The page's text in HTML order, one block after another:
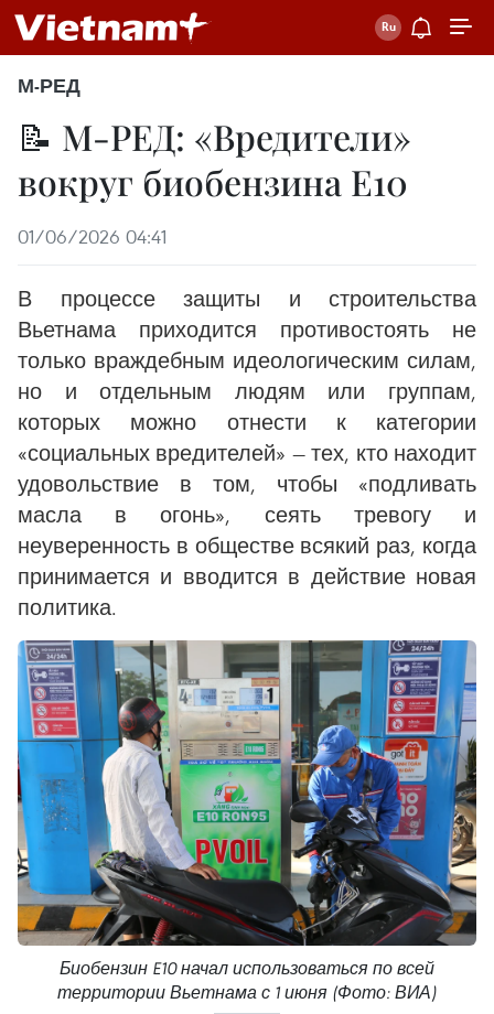
М-РЕД
📝 М-РЕД: «Вредители»
вокруг биобензина E10
01/06/2026 04:41
В процессе защиты и строительства
Вьетнама приходится противостоять не
только враждебным идеологическим силам,
но и отдельным людям или группам,
которых можно отнести к категории
«социальных вредителей» — тех, кто находит
удовольствие в том, чтобы «подливать
масла в огонь», сеять тревогу и
неуверенность в обществе всякий раз, когда
принимается и вводится в действие новая
политика.
Биобензин E10 начал использоваться по всей
территории Вьетнама с 1 июня (Фото: ВИА)